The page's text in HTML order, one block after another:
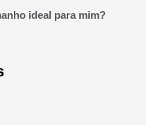
ideal para mim?